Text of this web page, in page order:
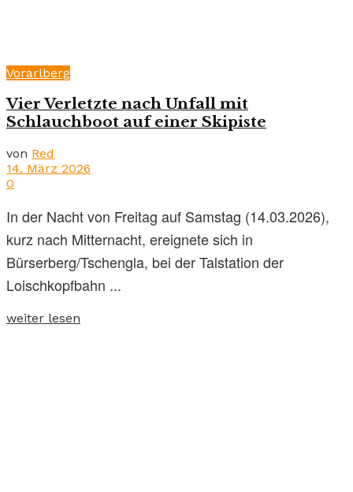
Vorarlberg
Vier Verletzte nach Unfall mit
Schlauchboot auf einer Skipiste
von Red
14. März 2026
0
In der Nacht von Freitag auf Samstag (14.03.2026),
kurz nach Mitternacht, ereignete sich in
Bürserberg/Tschengla, bei der Talstation der
Loischkopfbahn ...
weiter lesen